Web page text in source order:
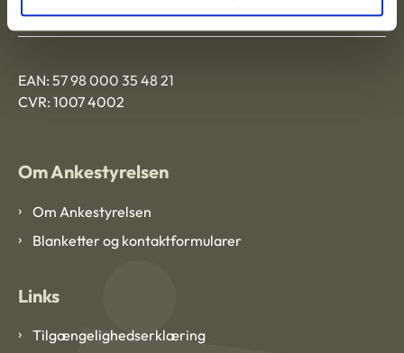
Ankestyrelsen København
EAN: 57 98 000 35 48 21
CVR: 1007 4002
Om Ankestyrelsen
Om Ankestyrelsen
Blanketter og kontaktformularer
Links
Tilgængelighedserklæring